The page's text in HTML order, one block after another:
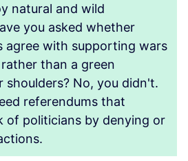
natural and wild
you asked whether
agree with supporting wars
than a green
No, you didn't.
referendums that
of politicians by denying or